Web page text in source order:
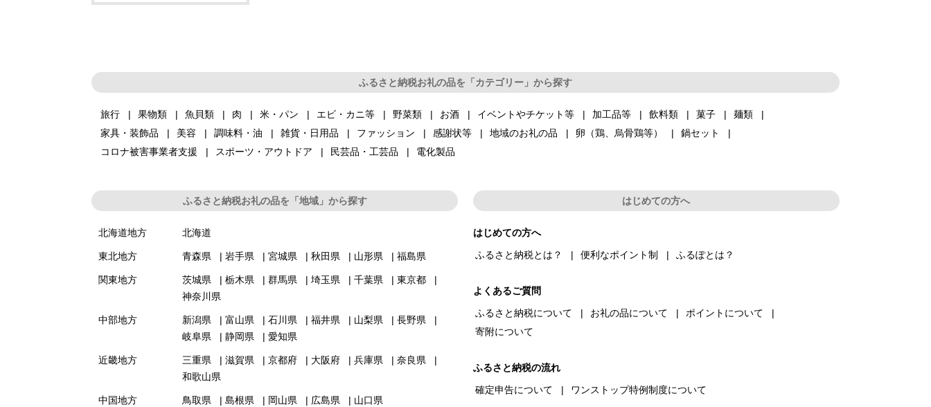
ふるさと納税お礼の品を「カテゴリー」から探す
旅行 果物類 魚貝類 肉 米・パン エビ・カニ等 野菜類 お酒 イベントやチケット等 加工品等 飲料類 菓子
麺類
家具・装飾品
美容 調味料・油 雑貨・日用品 ファッション 感謝状等 地域のお礼の品 卵（鶏、烏骨鶏等）
鍋セット
コロナ被害事業者支援
スポーツ・アウトドア 民芸品・工芸品 電化製品
ふるさと納税お礼の品を「地域」から探す
北海道地方 北海道
東北地方 青森県 岩手県 宮城県 秋田県 山形県 福島県
関東地方 茨城県 栃木県 群馬県 埼玉県 千葉県
東京都
神奈川県
中部地方 新潟県 富山県 石川県 福井県 山梨県
長野県
岐阜県
静岡県 愛知県
近畿地方 三重県 滋賀県 京都府 大阪府 兵庫県
奈良県
和歌山県
中国地方 鳥取県 島根県 岡山県 広島県 山口県
はじめての方へ
はじめての方へ
ふるさと納税とは？
便利なポイント制 ふるぽとは？
よくあるご質問
ふるさと納税について
お礼の品について
ポイントについて
寄附について
ふるさと納税の流れ
確定申告について
ワンストップ特例制度について